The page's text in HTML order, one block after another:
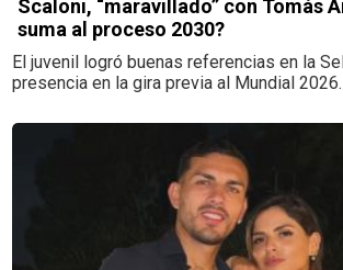
Scaloni, “maravillado” con Tomás
suma al proceso 2030?
El juvenil logró buenas referencias en la
presencia en la gira previa al Mundial 2026.